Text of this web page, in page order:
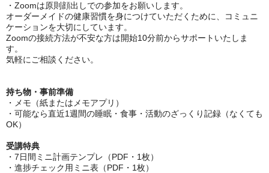
・Zoomは原則顔出しでの参加をお願いします。
オーダーメイドの健康習慣を身につけていただくために、コミュニ
ケーションを大切にしています。
Zoomの接続方法が不安な方は開始10分前からサポートいたしま
す。
気軽にご相談ください。
持ち物・事前準備
・メモ（紙またはメモアプリ）
・可能なら直近1週間の睡眠・食事・活動のざっくり記録（なくても
OK）
受講特典
・7日間ミニ計画テンプレ（PDF・1枚）
・進捗チェック用ミニ表（PDF・1枚）